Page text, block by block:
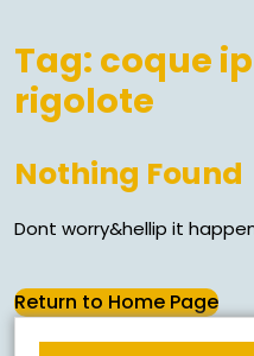
Tag: coque
rigolote
Nothing Found
Dont worry&hellip it
Return to Home Page